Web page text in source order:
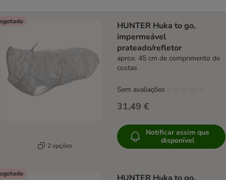
2 opções
HUNTER Huka to go,
impermeável
prateado/refletor
aprox. 45 cm de comprimento de
costas
31,49 €
Sem avaliações
Notificar assim que
disponível